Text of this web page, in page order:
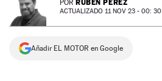
NEWSLETTER
SÍGUENOS
POR RUBÉN PÉREZ
ACTUALIZADO 11 NOV 23 - 00: 30
Añadir EL MOTOR en Google